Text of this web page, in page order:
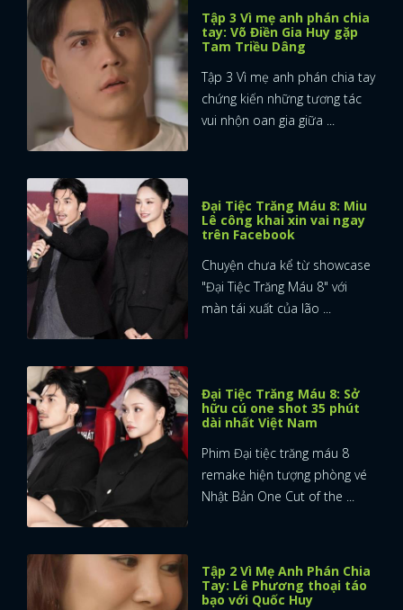
Tập 3 Vì mẹ anh phán chia
tay: Võ Điền Gia Huy gặp
Tam Triều Dâng
Tập 3 Vì mẹ anh phán chia tay
chứng kiến những tương tác
vui nhộn oan gia giữa ...
Đại Tiệc Trăng Máu 8: Miu
Lê công khai xin vai ngay
trên Facebook
Chuyện chưa kể từ showcase
"Đại Tiệc Trăng Máu 8" với
màn tái xuất của lão ...
Đại Tiệc Trăng Máu 8: Sở
hữu cú one shot 35 phút
dài nhất Việt Nam
Phim Đại tiệc trăng máu 8
remake hiện tượng phòng vé
Nhật Bản One Cut of the ...
Tập 2 Vì Mẹ Anh Phán Chia
Tay: Lê Phương thoại táo
bạo với Quốc Huy